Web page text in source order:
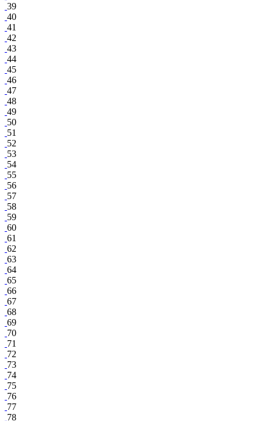
39
40
41
42
43
44
45
46
47
48
49
50
51
52
53
54
55
56
57
58
59
60
61
62
63
64
65
66
67
68
69
70
71
72
73
74
75
76
77
78